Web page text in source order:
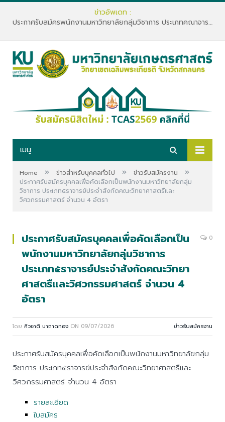
ข่าวอัพเดท :
ประกาศรับสมัครพนักงานมหาวิทยาลัยกลุ่มวิชาการ ประเภทคณาจารย์ประจำ คณะทรัพยากรธรรมชาติและอุตสาหกรรมเกษตร สังกัดภาควิชาเกษตรและทรัพยากร
เมนู:
Home » ข่าวสำหรับบุคคลทั่วไป » ข่าวรับสมัครงาน »
ประกาศรับสมัครบุคคลเพื่อคัดเลือกเป็นพนักงานมหาวิทยาลัยกลุ่ม
วิชาการ ประเภท๕ราจารย์ประจำสังกัดคณะวิทยาศาสตรืและ
วิศวกรรมศาสตร์ จำนวน 4 อัตรา
ประกาศรับสมัครบุคคลเพื่อคัดเลือกเป็น
พนักงานมหาวิทยาลัยกลุ่มวิชาการ
ประเภท๕ราจารย์ประจำสังกัดคณะวิทยา
ศาสตรืและวิศวกรรมศาสตร์ จำนวน 4
อัตรา
0
โดย ศิวชาติ นาถาดทอง ON 09/07/2026 ข่าวรับสมัครงาน
ประกาศรับสมัครบุคคลเพื่อคัดเลือกเป็นพนักงานมหาวิทยาลัยกลุ่ม
วิชาการ ประเภท๕ราจารย์ประจำสังกัดคณะวิทยาศาสตรืและ
วิศวกรรมศาสตร์ จำนวน 4 อัตรา
รายละเอียด
ใบสมัคร